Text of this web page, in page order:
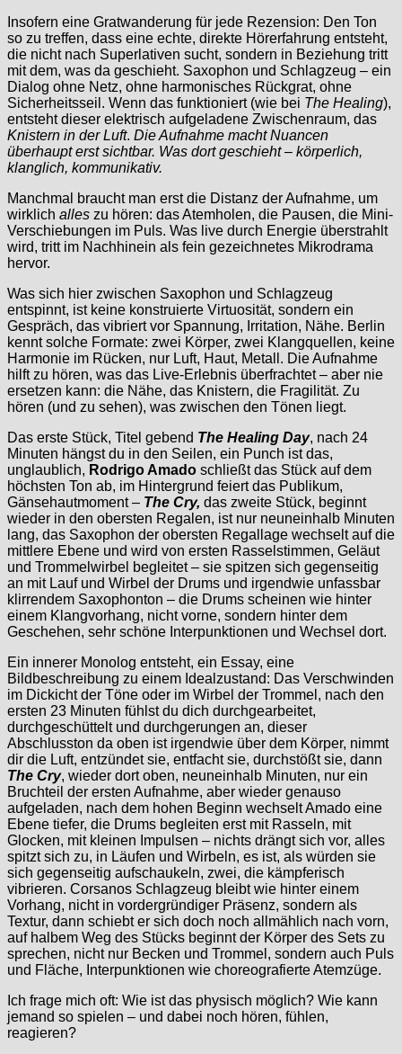
Insofern eine Gratwanderung für jede Rezension: Den Ton
so zu treffen, dass eine echte, direkte Hörerfahrung entsteht,
die nicht nach Superlativen sucht, sondern in Beziehung tritt
mit dem, was da geschieht. Saxophon und Schlagzeug – ein
Dialog ohne Netz, ohne harmonisches Rückgrat, ohne
Sicherheitsseil. Wenn das funktioniert (wie bei The Healing),
entsteht dieser elektrisch aufgeladene Zwischenraum, das
Knistern in der Luft. Die Aufnahme macht Nuancen
überhaupt erst sichtbar. Was dort geschieht – körperlich,
klanglich, kommunikativ.
Manchmal braucht man erst die Distanz der Aufnahme, um
wirklich alles zu hören: das Atemholen, die Pausen, die Mini-
Verschiebungen im Puls. Was live durch Energie überstrahlt
wird, tritt im Nachhinein als fein gezeichnetes Mikrodrama
hervor.
Was sich hier zwischen Saxophon und Schlagzeug
entspinnt, ist keine konstruierte Virtuosität, sondern ein
Gespräch, das vibriert vor Spannung, Irritation, Nähe. Berlin
kennt solche Formate: zwei Körper, zwei Klangquellen, keine
Harmonie im Rücken, nur Luft, Haut, Metall. Die Aufnahme
hilft zu hören, was das Live-Erlebnis überfrachtet – aber nie
ersetzen kann: die Nähe, das Knistern, die Fragilität. Zu
hören (und zu sehen), was zwischen den Tönen liegt.
Das erste Stück, Titel gebend The Healing Day, nach 24
Minuten hängst du in den Seilen, ein Punch ist das,
unglaublich, Rodrigo Amado schließt das Stück auf dem
höchsten Ton ab, im Hintergrund feiert das Publikum,
Gänsehautmoment – The Cry, das zweite Stück, beginnt
wieder in den obersten Regalen, ist nur neuneinhalb Minuten
lang, das Saxophon der obersten Regallage wechselt auf die
mittlere Ebene und wird von ersten Rasselstimmen, Geläut
und Trommelwirbel begleitet – sie spitzen sich gegenseitig
an mit Lauf und Wirbel der Drums und irgendwie unfassbar
klirrendem Saxophonton – die Drums scheinen wie hinter
einem Klangvorhang, nicht vorne, sondern hinter dem
Geschehen, sehr schöne Interpunktionen und Wechsel dort.
Ein innerer Monolog entsteht, ein Essay, eine
Bildbeschreibung zu einem Idealzustand: Das Verschwinden
im Dickicht der Töne oder im Wirbel der Trommel, nach den
ersten 23 Minuten fühlst du dich durchgearbeitet,
durchgeschüttelt und durchgerungen an, dieser
Abschlusston da oben ist irgendwie über dem Körper, nimmt
dir die Luft, entzündet sie, entfacht sie, durchstößt sie, dann
The Cry, wieder dort oben, neuneinhalb Minuten, nur ein
Bruchteil der ersten Aufnahme, aber wieder genauso
aufgeladen, nach dem hohen Beginn wechselt Amado eine
Ebene tiefer, die Drums begleiten erst mit Rasseln, mit
Glocken, mit kleinen Impulsen – nichts drängt sich vor, alles
spitzt sich zu, in Läufen und Wirbeln, es ist, als würden sie
sich gegenseitig aufschaukeln, zwei, die kämpferisch
vibrieren. Corsanos Schlagzeug bleibt wie hinter einem
Vorhang, nicht in vordergründiger Präsenz, sondern als
Textur, dann schiebt er sich doch noch allmählich nach vorn,
auf halbem Weg des Stücks beginnt der Körper des Sets zu
sprechen, nicht nur Becken und Trommel, sondern auch Puls
und Fläche, Interpunktionen wie choreografierte Atemzüge.
Ich frage mich oft: Wie ist das physisch möglich? Wie kann
jemand so spielen – und dabei noch hören, fühlen,
reagieren?